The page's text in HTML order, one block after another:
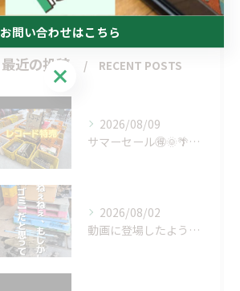
最近の投稿 RECENT POSTS
2026/08/09
サマーセール🉐🌞🌴🌺✨
2026/08/02
動画に登場したような…
お問い合わせはこちら
お問い合わせはこちら